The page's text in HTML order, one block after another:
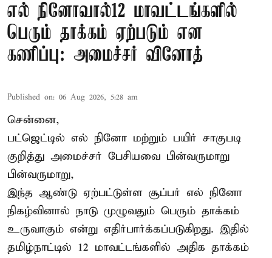
எல் நினோவால்12 மாவட்டங்களில்
பெரும் தாக்கம் ஏற்படும் என
கணிப்பு: அமைச்சர் வினோத்
Published on: 06 Aug 2026, 5:28 am
சென்னை,
பட்ஜெட்டில் எல் நினோ மற்றும் பயிர் சாகுபடி
குறித்து அமைச்சர் பேசியவை பின்வருமாறு
பின்வருமாறு,
இந்த ஆண்டு ஏற்பட்டுள்ள சூப்பர் எல் நினோ
நிகழ்வினால் நாடு முழுவதும் பெரும் தாக்கம்
உருவாகும் என்று எதிர்பார்க்கப்படுகிறது. இதில்
தமிழ்நாட்டில் 12 மாவட்டங்களில் அதிக தாக்கம்